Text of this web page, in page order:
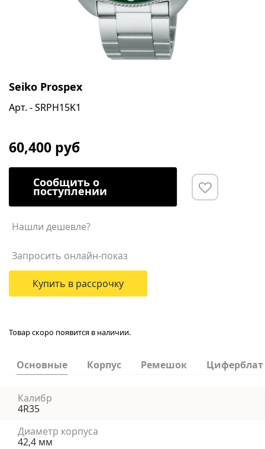
Seiko Prospex
Арт. - SRPH15K1
60,400 руб
Сообщить о
поступлении
Нашли дешевле?
Запросить онлайн-показ
Купить в рассрочку
Товар скоро появится в наличии.
Основные Корпус Ремешок Циферблат
Калибр
4R35
Диаметр корпуса
42,4 мм